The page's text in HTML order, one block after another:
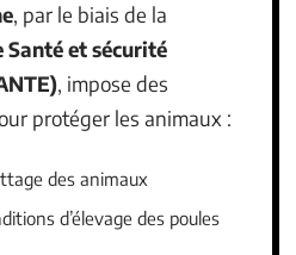
, par le biais de la
Santé et sécurité
, impose des
protéger les animaux :
des animaux
d’élevage des poules